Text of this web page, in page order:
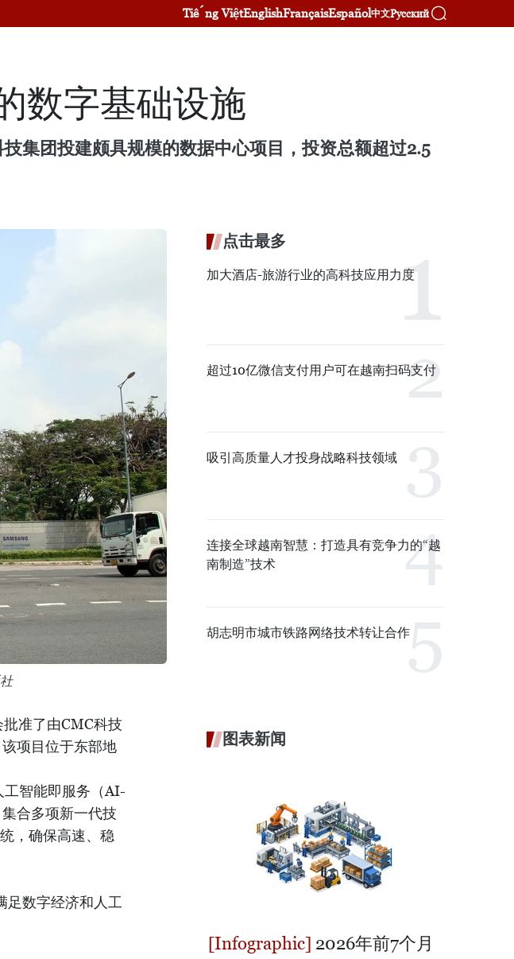
Tiếng ViệtEnglishFrançaisEspañol中文Русский
数字基础设施
集团投建颇具规模的数据中心项目，投资总额超过2.5
准了由CMC科技
项目位于东部地
工智能即服务（AI-
合多项新一代技
，确保高速、稳
足数字经济和人工
点击最多
加大酒店-旅游行业的高科技应用力度
超过10亿微信支付用户可在越南扫码支付
吸引高质量人才投身战略科技领域
连接全球越南智慧：打造具有竞争力的“越
南制造”技术
胡志明市城市铁路网络技术转让合作
图表新闻
2026年前7个月